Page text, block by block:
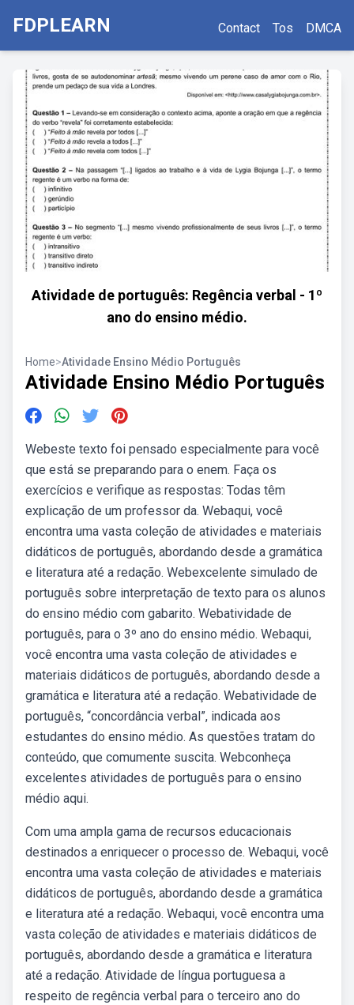
FDPLEARN Contact Tos DMCA
Atividade de português: Regência verbal - 1º
ano do ensino médio.
Home>Atividade Ensino Médio Português
Atividade Ensino Médio Português
Webeste texto foi pensado especialmente para você
que está se preparando para o enem. Faça os
exercícios e verifique as respostas: Todas têm
explicação de um professor da. Webaqui, você
encontra uma vasta coleção de atividades e materiais
didáticos de português, abordando desde a gramática
e literatura até a redação. Webexcelente simulado de
português sobre interpretação de texto para os alunos
do ensino médio com gabarito. Webatividade de
português, para o 3º ano do ensino médio. Webaqui,
você encontra uma vasta coleção de atividades e
materiais didáticos de português, abordando desde a
gramática e literatura até a redação. Webatividade de
português, “concordância verbal”, indicada aos
estudantes do ensino médio. As questões tratam do
conteúdo, que comumente suscita. Webconheça
excelentes atividades de português para o ensino
médio aqui.
Com uma ampla gama de recursos educacionais
destinados a enriquecer o processo de. Webaqui, você
encontra uma vasta coleção de atividades e materiais
didáticos de português, abordando desde a gramática
e literatura até a redação. Webaqui, você encontra uma
vasta coleção de atividades e materiais didáticos de
português, abordando desde a gramática e literatura
até a redação. Atividade de língua portuguesa a
respeito de regência verbal para o terceiro ano do